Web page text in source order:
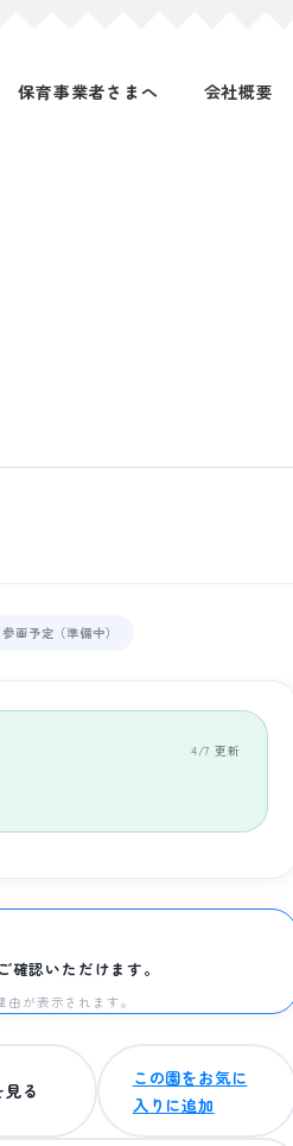
保育事業者さまへ 会社概要
予定（準備中）
4/7 更新
認いただけます。
が表示されます。
見る
この園をお気に
入りに追加